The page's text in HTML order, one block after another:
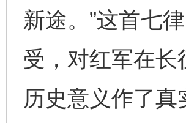
新途。”这首七
受，对红军在
历史意义作了